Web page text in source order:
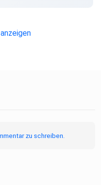
Moderator ist in
zu schreiben.